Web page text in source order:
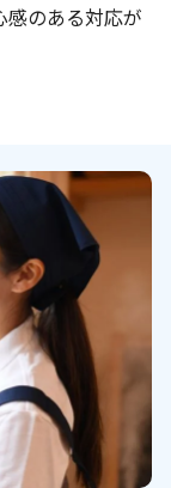
感のある対応が